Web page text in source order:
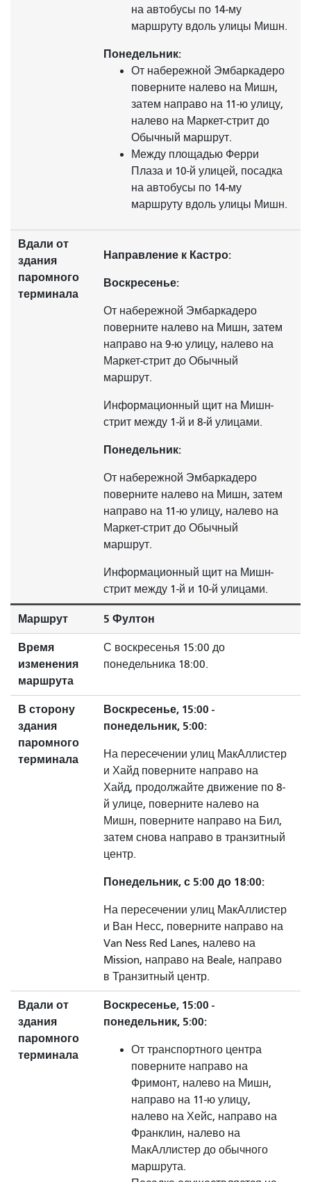
на автобусы по 14-му
маршруту вдоль улицы Мишн.
Понедельник:
От набережной Эмбаркадеро
поверните налево на Мишн,
затем направо на 11-ю улицу,
налево на Маркет-стрит до
Обычный маршрут.
Между площадью Ферри
Плаза и 10-й улицей, посадка
на автобусы по 14-му
маршруту вдоль улицы Мишн.
Вдали от
здания
паромного
терминала
Направление к Кастро:
Воскресенье:
От набережной Эмбаркадеро
поверните налево на Мишн, затем
направо на 9-ю улицу, налево на
Маркет-стрит до Обычный
маршрут.
Информационный щит на Мишн-
стрит между 1-й и 8-й улицами.
Понедельник:
От набережной Эмбаркадеро
поверните налево на Мишн, затем
направо на 11-ю улицу, налево на
Маркет-стрит до Обычный
маршрут.
Информационный щит на Мишн-
стрит между 1-й и 10-й улицами.
Маршрут 5 Фултон
Время
изменения
маршрута
С воскресенья 15:00 до
понедельника 18:00.
В сторону
здания
паромного
терминала
Воскресенье, 15:00 -
понедельник, 5:00:
На пересечении улиц МакАллистер
и Хайд поверните направо на
Хайд, продолжайте движение по 8-
й улице, поверните налево на
Мишн, поверните направо на Бил,
затем снова направо в транзитный
центр.
Понедельник, с 5:00 до 18:00:
На пересечении улиц МакАллистер
и Ван Несс, поверните направо на
Van Ness Red Lanes, налево на
Mission, направо на Beale, направо
в Транзитный центр.
Вдали от
здания
паромного
терминала
Воскресенье, 15:00 -
понедельник, 5:00:
От транспортного центра
поверните направо на
Фримонт, налево на Мишн,
направо на 11-ю улицу,
налево на Хейс, направо на
Франклин, налево на
МакАллистер до обычного
маршрута.